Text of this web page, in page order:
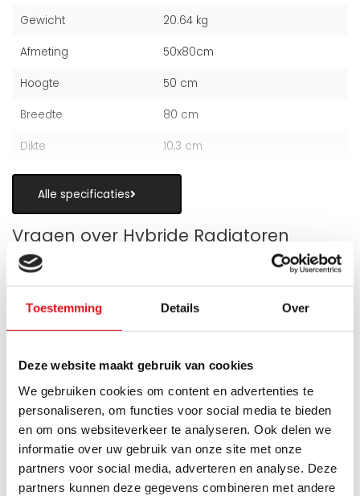
Toestemming Details Over
Deze website maakt gebruik van cookies
We gebruiken cookies om content en advertenties te
personaliseren, om functies voor social media te bieden
en om ons websiteverkeer te analyseren. Ook delen we
informatie over uw gebruik van onze site met onze
partners voor social media, adverteren en analyse. Deze
partners kunnen deze gegevens combineren met andere
Gewicht 20.64 kg
Afmeting 50x80cm
Hoogte 50 cm
Breedte 80 cm
Dikte 10,3 cm
Alle specificaties
Vragen over Hybride Radiatoren
als alternatief voor vloerverwarming?
Wanneer zijn de warmteboosters het
meest nuttig?
Wat is technisch gezien een hybride
paneelradiator?